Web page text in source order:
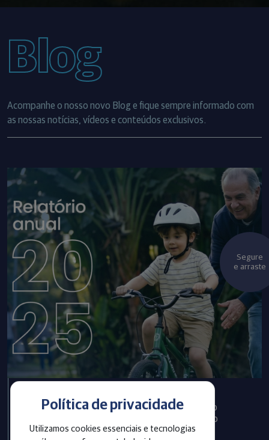
Política de privacidade
Utilizamos cookies essenciais e tecnologias
Blog
Acompanhe o nosso novo Blog e fique sempre informado com
as nossas notícias, vídeos e conteúdos exclusivos.
Infraprev publica Relatório
Anual com informações do
exercício 2025
Segure
e arraste